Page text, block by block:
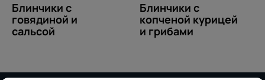
Блинчики с
говядиной и
сальсой
Блинчики с
копченой курицей
и грибами